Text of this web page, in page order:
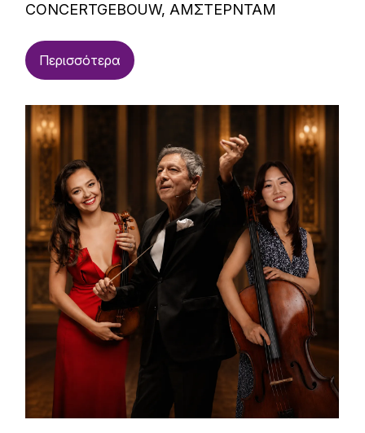
CONCERTGEBOUW, ΑΜΣΤΕΡΝΤΑΜ
Περισσότερα